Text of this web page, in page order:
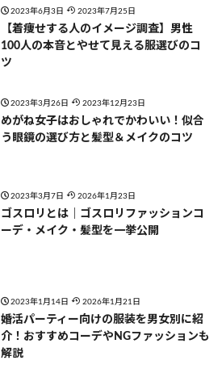
2023年6月3日 2023年7月25日
【着痩せする人のイメージ調査】男性
100人の本音とやせて見える服選びのコ
ツ
2023年3月26日 2023年12月23日
めがね女子はおしゃれでかわいい！似合
う眼鏡の選び方と髪型＆メイクのコツ
2023年3月7日 2026年1月23日
ゴスロリとは｜ゴスロリファッションコ
ーデ・メイク・髪型を一挙公開
2023年1月14日 2026年1月21日
婚活パーティー向けの服装を男女別に紹
介！おすすめコーデやNGファッションも
解説